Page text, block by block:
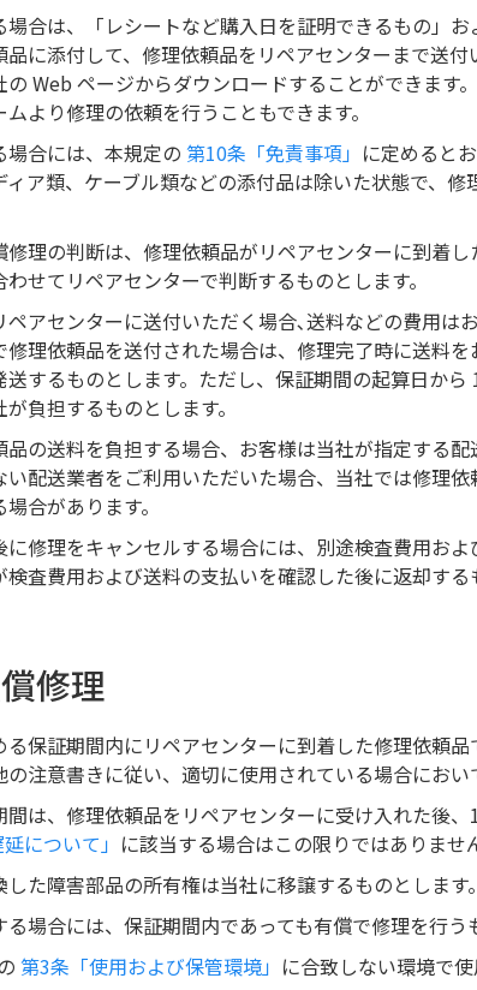
場合は、「レシートなど購入日を証明できるもの」
品に添付して、修理依頼品をリペアセンターまで送
Web ページからダウンロードすることができます
より修理の依頼を行うこともできます。
合には、本規定の 第10条「免責事項」 に定めると
ィア類、ケーブル類などの添付品は除いた状態で、
修理の判断は、修理依頼品がリペアセンターに到着
せてリペアセンターで判断するものとします。
アセンターに送付いただく場合､送料などの費用は
修理依頼品を送付された場合は、修理完了時に送料
するものとします。ただし、保証期間の起算日か
負担するものとします。
品の送料を負担する場合、お客様は当社が指定する
い配送業者をご利用いただいた場合、当社では修理
合があります。
に修理をキャンセルする場合には、別途検査費用お
査費用および送料の支払いを確認した後に返却する
修理
保証期間内にリペアセンターに到着した修理依頼
注意書きに従い、適切に使用されている場合におい
は、修理依頼品をリペアセンターに受け入れた後
について」 に該当する場合はこの限りではありませ
た障害部品の所有権は当社に移譲するものとします。
場合には、保証期間内であっても有償で修理を行う
第3条「使用および保管環境」 に合致しない環境で使